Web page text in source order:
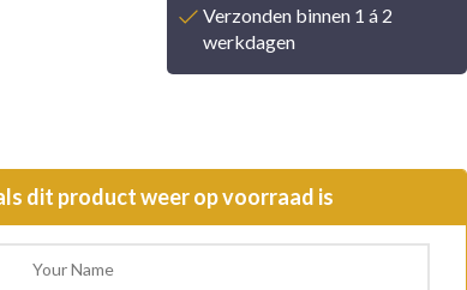
Verzonden binnen 1 á 2
werkdagen
dit product weer op voorraad is